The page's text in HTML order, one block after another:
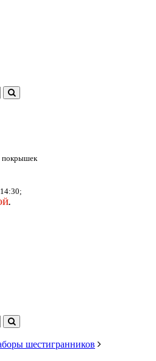
покрышек
.
шестигранников